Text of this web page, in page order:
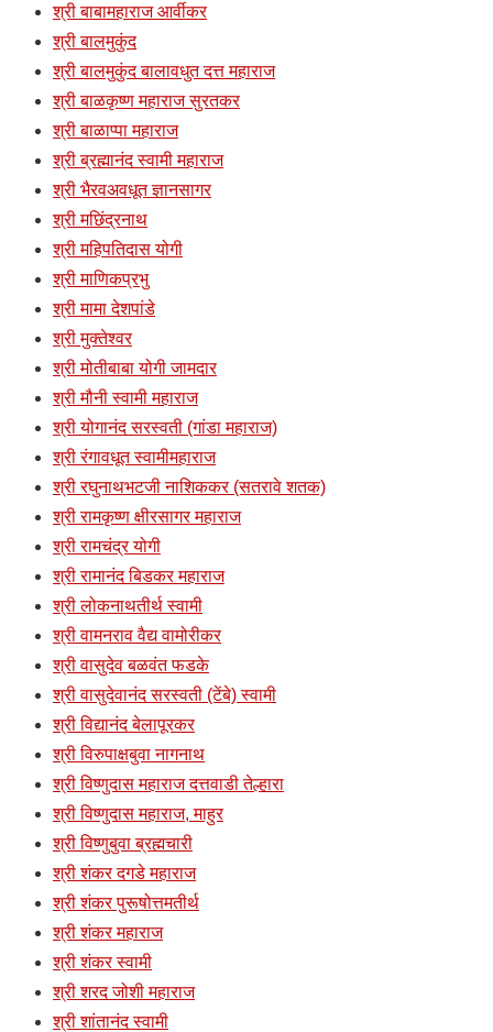
श्री बाबामहाराज आर्वीकर
श्री बालमुकुंद
श्री बालमुकुंद बालावधुत दत्त महाराज
श्री बाळकृष्ण महाराज सुरतकर
श्री बाळाप्पा महाराज
श्री ब्रह्मानंद स्वामी महाराज
श्री भैरवअवधूत ज्ञानसागर
श्री मछिंद्रनाथ
श्री महिपतिदास योगी
श्री माणिकप्रभु
श्री मामा देशपांडे
श्री मुक्तेश्वर
श्री मोतीबाबा योगी जामदार
श्री मौनी स्वामी महाराज
श्री योगानंद सरस्वती (गांडा महाराज)
श्री रंगावधूत स्वामीमहाराज
श्री रघुनाथभटजी नाशिककर (सतरावे शतक)
श्री रामकृष्ण क्षीरसागर महाराज
श्री रामचंद्र योगी
श्री रामानंद बिडकर महाराज
श्री लोकनाथतीर्थ स्वामी
श्री वामनराव वैद्य वामोरीकर
श्री वासुदेव बळवंत फडके
श्री वासुदेवानंद सरस्वती (टेंबे) स्वामी
श्री विद्यानंद बेलापूरकर
श्री विरुपाक्षबुवा नागनाथ
श्री विष्णुदास महाराज दत्तवाडी तेल्हारा
श्री विष्णुदास महाराज, माहुर
श्री विष्णुबुवा ब्रह्मचारी
श्री शंकर दगडे महाराज
श्री शंकर पुरूषोत्तमतीर्थ
श्री शंकर महाराज
श्री शंकर स्वामी
श्री शरद जोशी महाराज
श्री शांतानंद स्वामी